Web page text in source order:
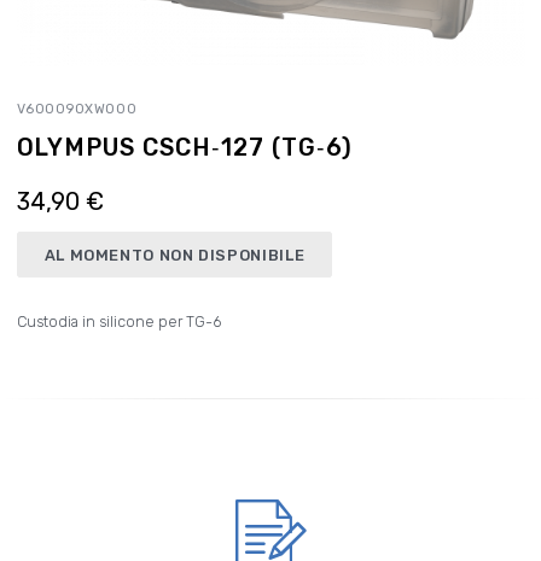
V600090XW000
OLYMPUS CSCH‑127 (TG‑6)
34,90 €
AL MOMENTO NON DISPONIBILE
Custodia in silicone per TG-6